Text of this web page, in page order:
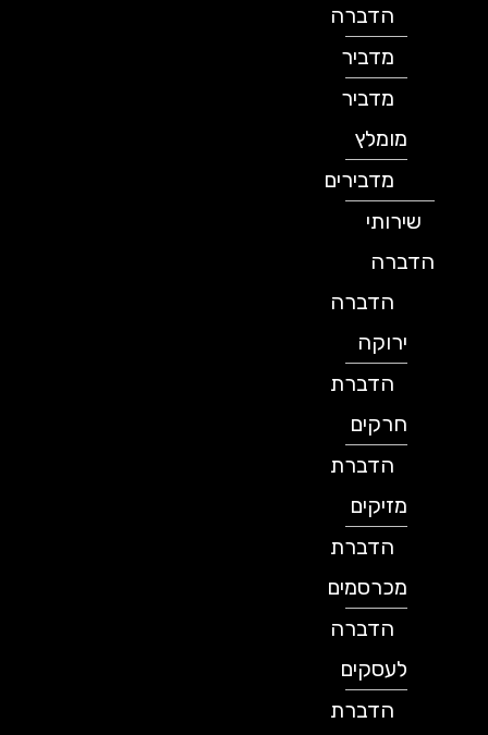
הדברה
מדביר
מדביר
מומלץ
מדבירים
שירותי
הדברה
הדברה
ירוקה
הדברת
חרקים
הדברת
מזיקים
הדברת
מכרסמים
הדברה
לעסקים
הדברת